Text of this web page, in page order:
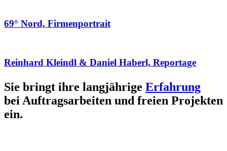
69° Nord, Firmenportrait
Reinhard Kleindl & Daniel Haberl, Reportage
Sie bringt ihre langjährige Erfahrung
bei Auftragsarbeiten und freien Projekten
ein.